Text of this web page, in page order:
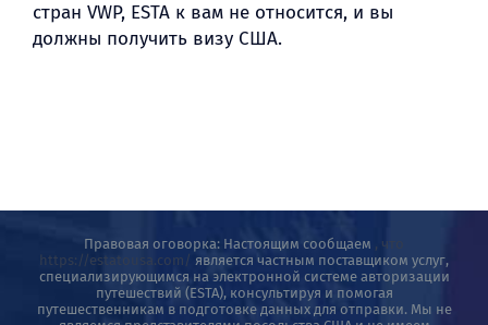
стран VWP, ESTA к вам не относится, и вы
должны получить визу США.
Правовая оговорка: Настоящим сообщаем , что
https://estatousa.com/ является частным поставщиком услуг,
специализирующимся на электронной системе авторизации
путешествий (ESTA), консультируя и помогая
путешественникам в подготовке данных для отправки. Мы не